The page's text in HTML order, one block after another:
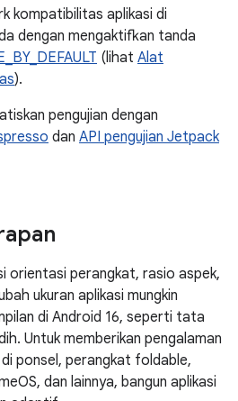
kompatibilitas aplikasi di
dengan mengaktifkan tanda
(lihat Alat
).
pengujian dengan
dan API pengujian Jetpack
orientasi perangkat, rasio aspek,
ukuran aplikasi mungkin
di Android 16, seperti tata
Untuk memberikan pengalaman
ponsel, perangkat foldable,
dan lainnya, bangun aplikasi